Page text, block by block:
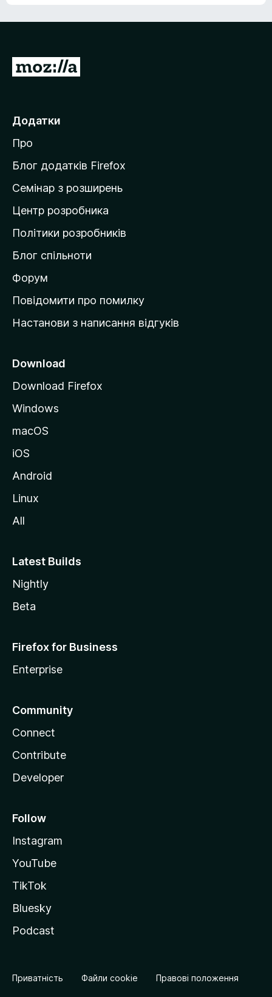
П
е
й
т
и
а
д
о
і
в
к
M
z
l
l
Додатки
Про
Блог додатків Firefox
Семінар з розширень
Центр розробника
Політики розробників
Блог спільноти
Форум
Повідомити про помилку
Настанови з написання відгуків
Download
Download Firefox
Windows
macOS
iOS
Android
Linux
All
Latest Builds
Nightly
Beta
Firefox for Business
Enterprise
Community
Connect
Contribute
Developer
Follow
Instagram
YouTube
TikTok
Bluesky
Podcast
Приватність Файли cookie Правові положення